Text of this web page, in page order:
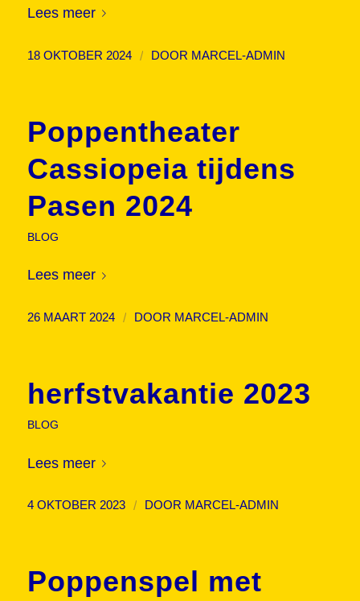
Lees meer
18 OKTOBER 2024 / DOOR MARCEL-ADMIN
Poppentheater
Cassiopeia tijdens
Pasen 2024
BLOG
Lees meer
26 MAART 2024 / DOOR MARCEL-ADMIN
herfstvakantie 2023
BLOG
Lees meer
4 OKTOBER 2023 / DOOR MARCEL-ADMIN
Poppenspel met